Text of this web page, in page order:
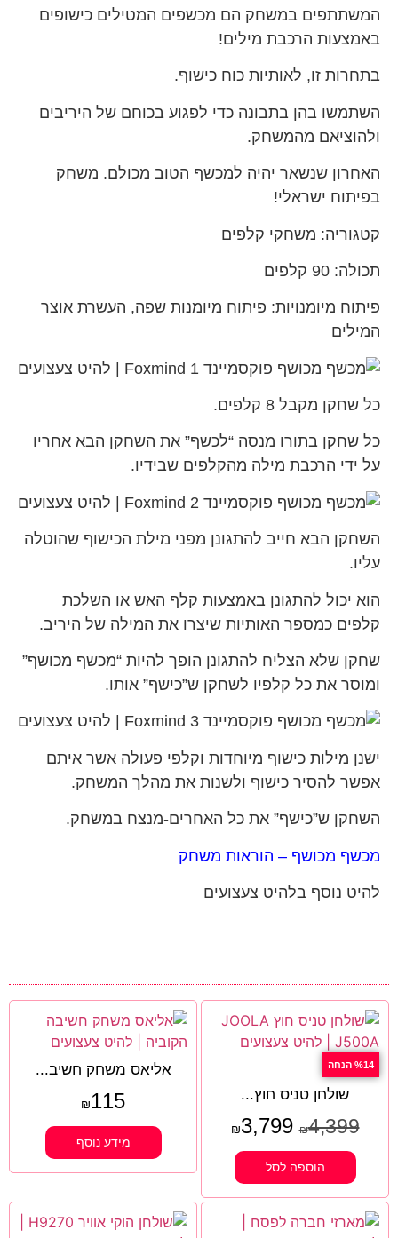
המשתתפים במשחק הם מכשפים המטילים כישופים
באמצעות הרכבת מילים!
בתחרות זו, לאותיות כוח כישוף.
השתמשו בהן בתבונה כדי לפגוע בכוחם של היריבים
ולהוציאם מהמשחק.
האחרון שנשאר יהיה למכשף הטוב מכולם. משחק
בפיתוח ישראלי!
קטגוריה: משחקי קלפים
תכולה: 90 קלפים
פיתוח מיומנויות: פיתוח מיומנות שפה, העשרת אוצר
המילים
כל שחקן מקבל 8 קלפים.
כל שחקן בתורו מנסה “לכשף” את השחקן הבא אחריו
על ידי הרכבת מילה מהקלפים שבידיו.
השחקן הבא חייב להתגונן מפני מילת הכישוף שהוטלה
עליו.
הוא יכול להתגונן באמצעות קלף האש או השלכת
קלפים כמספר האותיות שיצרו את המילה של היריב.
שחקן שלא הצליח להתגונן הופך להיות “מכשף מכושף”
ומוסר את כל קלפיו לשחקן ש”כישף” אותו.
ישנן מילות כישוף מיוחדות וקלפי פעולה אשר איתם
אפשר להסיר כישוף ולשנות את מהלך המשחק.
השחקן ש”כישף” את כל האחרים-מנצח במשחק.
מכשף מכושף – הוראות משחק
להיט נוסף בלהיט צעצועים
%14 הנחה
שולחן טניס חוץ...
₪4,399
₪3,799
הוספה לסל
אליאס משחק חשיב...
₪115
מידע נוסף